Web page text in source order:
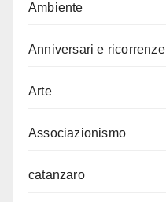
Ambiente
Anniversari e ricorrenze
Arte
Associazionismo
catanzaro